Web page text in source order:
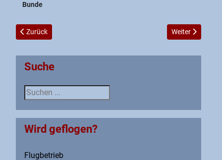
Bunde
Vorheriger Beitrag: Zu Besuch in Leese
Zurück Nächster
Weiter
Suche
Suche
Wird geflogen?
Flugbetrieb